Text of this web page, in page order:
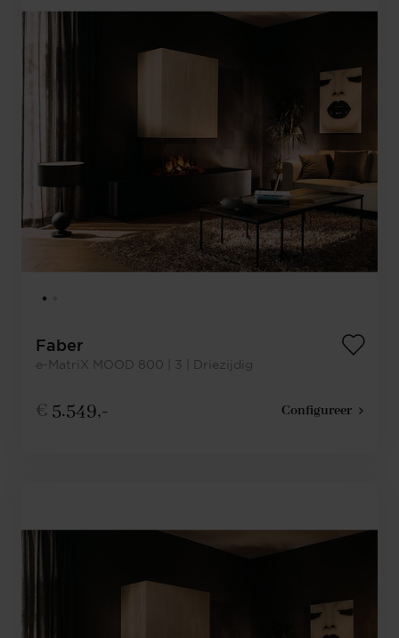
Faber
e-MatriX MOOD 800 | 3 | Driezijdig
€ 5.549,- Configureer